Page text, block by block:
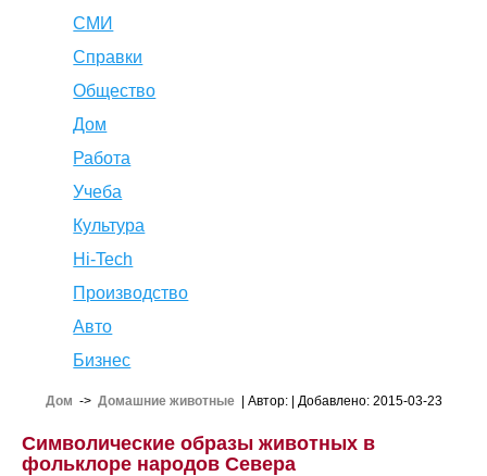
СМИ
Справки
Общество
Дом
Работа
Учеба
Культура
Hi-Tech
Производство
Авто
Бизнес
Дом -> Домашние животные| Автор: | Добавлено: 2015-03-23
Символические образы животных в
фольклоре народов Севера